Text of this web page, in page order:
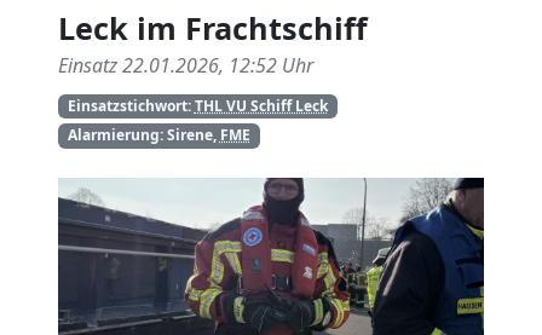
Leck im Frachtschiff
Einsatz 22.01.2026, 12:52 Uhr
Einsatzstichwort:THL VU Schiff Leck
Alarmierung: Sirene, FME